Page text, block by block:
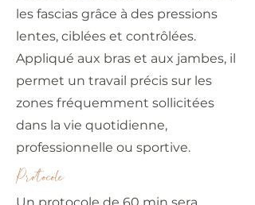
les fascias grâce à des pressions
lentes, ciblées et contrôlées.
Appliqué aux bras et aux jambes, il
permet un travail précis sur les
zones fréquemment sollicitées
dans la vie quotidienne,
professionnelle ou sportive.
Protocole